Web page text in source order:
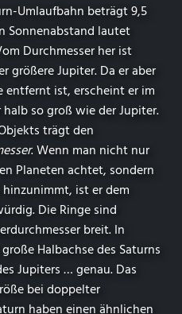
Umlaufbahn beträgt 9,5
Sonnenabstand lautet
Durchmesser her ist
größere Jupiter. Da er aber
ist, erscheint er im
so groß wie der Jupiter.
trägt den
. Wenn man nicht nur
Planeten achtet, sondern
ist er dem
Die Ringe sind
breit. In
Halbachse des Saturns
Jupiters … genau. Das
bei doppelter